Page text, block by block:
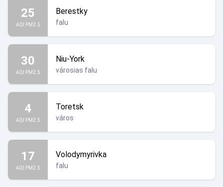
25
AQI PM2.5
Berestky
falu
30
AQI PM2.5
Niu-York
városias falu
4
AQI PM2.5
Toretsk
város
17
AQI PM2.5
Volodymyrivka
falu